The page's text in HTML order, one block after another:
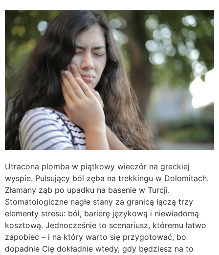
Utracona plomba w piątkowy wieczór na greckiej
wyspie. Pulsujący ból zęba na trekkingu w Dolomitach.
Złamany ząb po upadku na basenie w Turcji.
Stomatologiczne nagłe stany za granicą łączą trzy
elementy stresu: ból, barierę językową i niewiadomą
kosztową. Jednocześnie to scenariusz, któremu łatwo
zapobiec – i na który warto się przygotować, bo
dopadnie Cię dokładnie wtedy, gdy będziesz na to